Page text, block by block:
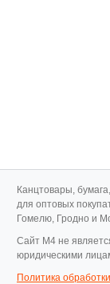
Канцтовары,
для оптовых
Гомелю, Гродно и
Cайт M4 не
юридическими
Политика